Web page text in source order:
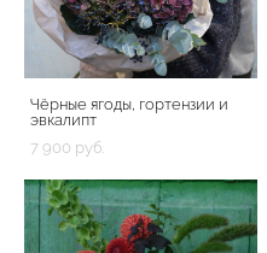
Чёрные ягоды, гортензии и
эвкалипт
7 900 pуб.